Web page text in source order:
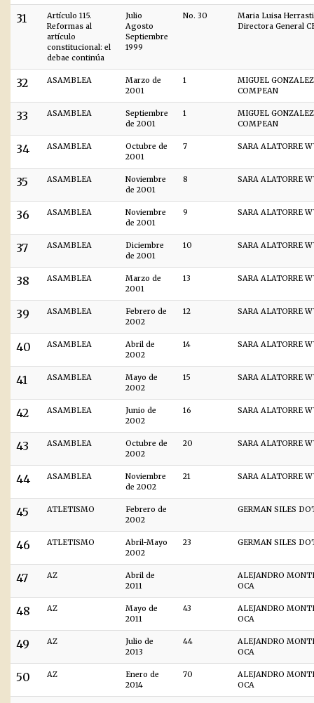
31
Artículo 115.
Reformas al
artículo
constitucional: el
debae continúa
Julio
Agosto
Septiembre
1999
No. 30
Maria Luisa Herrasti
Directora General
32 ASAMBLEA
Marzo de
2001
1
MIGUEL GONZALEZ
COMPEAN
33 ASAMBLEA
Septiembre
de 2001
1
MIGUEL GONZALEZ
COMPEAN
34 ASAMBLEA
Octubre de
2001
7 SARA ALATORRE
35 ASAMBLEA
Noviembre
de 2001
8 SARA ALATORRE
36 ASAMBLEA
Noviembre
de 2001
9 SARA ALATORRE
37 ASAMBLEA
Diciembre
de 2001
10 SARA ALATORRE
38 ASAMBLEA
Marzo de
2001
13 SARA ALATORRE
39 ASAMBLEA
Febrero de
2002
12 SARA ALATORRE
40 ASAMBLEA
Abril de
2002
14 SARA ALATORRE
41 ASAMBLEA
Mayo de
2002
15 SARA ALATORRE
42 ASAMBLEA
Junio de
2002
16 SARA ALATORRE
43 ASAMBLEA
Octubre de
2002
20 SARA ALATORRE
44 ASAMBLEA
Noviembre
de 2002
21 SARA ALATORRE
45 ATLETISMO
Febrero de
2002
GERMAN SILES
46 ATLETISMO
Abril-Mayo
2002
23 GERMAN SILES
47 AZ
Abril de
2011
ALEJANDRO
OCA
48 AZ
Mayo de
2011
43
ALEJANDRO
OCA
49 AZ
Julio de
2013
44
ALEJANDRO
OCA
50 AZ
Enero de
2014
70
ALEJANDRO
OCA